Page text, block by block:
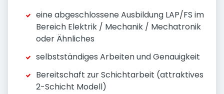
eine abgeschlossene Ausbildung LAP/FS im
Bereich Elektrik / Mechanik / Mechatronik
oder Ähnliches
selbstständiges Arbeiten und Genauigkeit
Bereitschaft zur Schichtarbeit (attraktives
2-Schicht Modell)